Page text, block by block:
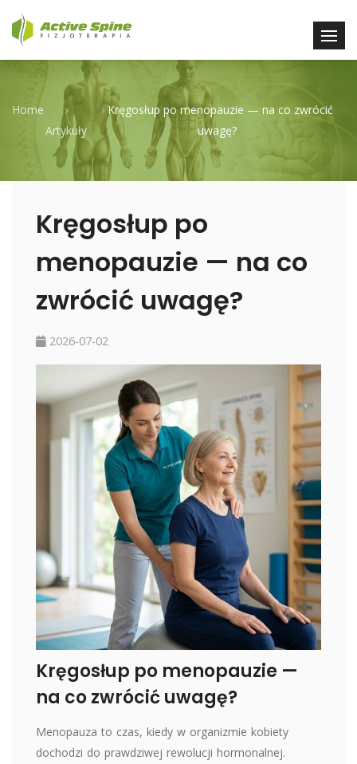
Home
›
Artykuły
›Kręgosłup po menopauzie — na co zwrócić
uwagę?
Kręgosłup po
menopauzie — na co
zwrócić uwagę?
2026-07-02
Kręgosłup po menopauzie —
na co zwrócić uwagę?
Menopauza to czas, kiedy w organizmie kobiety
dochodzi do prawdziwej rewolucji hormonalnej.